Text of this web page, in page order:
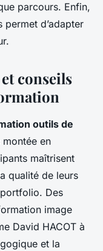
parcours. Enfin,
permet d’adapter
conseils
outils de
en
maîtrisent
qualité de leurs
Des
image
David HACOT à
et la